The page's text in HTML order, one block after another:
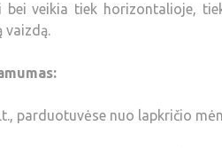
bei veikia tiek horizontalioje,
vaizdą.
parduotuvėse nuo lapkričio